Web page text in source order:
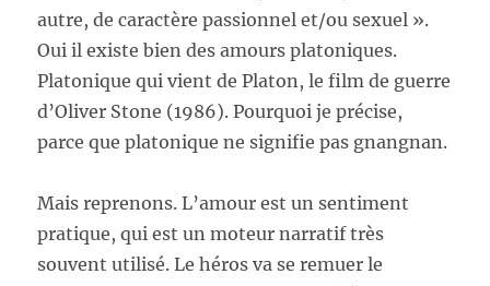
autre, de caractère passionnel et/ou sexuel ».
Oui il existe bien des amours platoniques.
Platonique qui vient de Platon, le film de guerre
d’Oliver Stone (1986). Pourquoi je précise,
parce que platonique ne signifie pas gnangnan.
Mais reprenons. L’amour est un sentiment
pratique, qui est un moteur narratif très
souvent utilisé. Le héros va se remuer le